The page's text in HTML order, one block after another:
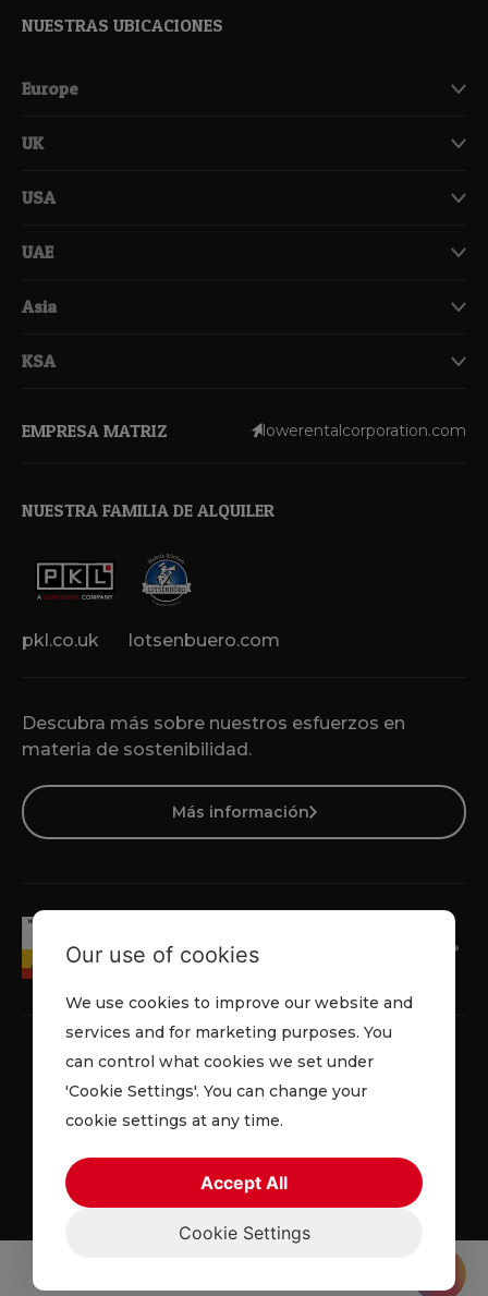
NUESTRAS UBICACIONES
Europe
UK
USA
UAE
Asia
KSA
Descubra más sobre nuestros esfuerzos en
materia de sostenibilidad.
Más información
EMPRESA MATRIZ lowerentalcorporation.com
NUESTRA FAMILIA DE ALQUILER
pkl.co.uk lotsenbuero.com
Política de privacidadCookies
© 2026 Lowe Rental. Todos los derechos reservados.
Our use of cookies
We use cookies to improve our website and
services and for marketing purposes. You
can control what cookies we set under
'Cookie Settings'. You can change your
cookie settings at any time.
Cookie Settings
Accept All